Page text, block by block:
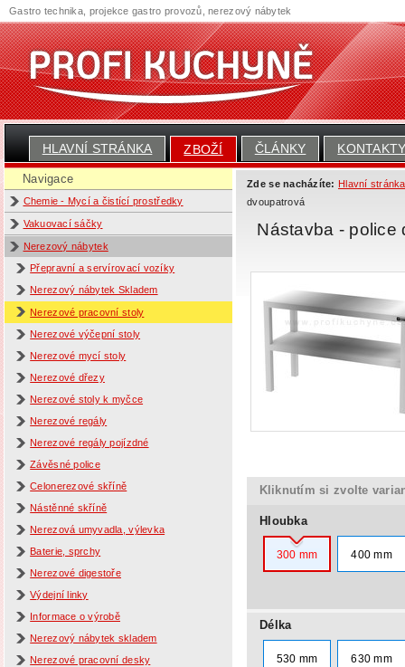
HLAVNÍ STRÁNKA ZBOŽÍ ČLÁNKY
Navigace
Chemie - Mycí a čistící prostředky
Vakuovací sáčky
Nerezový nábytek
Přepravní a servírovací vozíky
Nerezový nábytek Skladem
Nerezové pracovní stoly
Nerezové výčepní stoly
Nerezové mycí stoly
Nerezové dřezy
Nerezové stoly k myčce
Nerezové regály
Nerezové regály pojízdné
Závěsné police
Celonerezové skříně
Nástěnné skříně
Nerezová umyvadla, výlevka
Baterie, sprchy
Nerezové digestoře
Výdejní linky
Informace o výrobě
Nerezový nábytek skladem
Nerezové pracovní desky
Zde se nacházíte: Hlavní stránka
dvoupatrová
Nástavba -
Kliknutím si zvolte
Hloubka
300 mm 400 mm
Délka
530 mm 630 mm
Gastro technika, projekce gastro provozů, nerezový nábytek